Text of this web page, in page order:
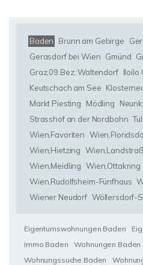
Baden Brunn am Gebirge
Gerasdorf bei Wien Gmünd
Graz,09.Bez.:Waltendorf Iloilo
Keutschach am See
Markt Piesting
Mödling
Strasshof an der Nordbahn
Wien,Favoriten
Wien,Hietzing
Wien,Meidling Wien,Ottakring
Wien,Rudolfsheim-Fünfhaus
Wiener Neudorf Wöllersdorf-
Eigentumswohnungen Baden
Immo Baden
Wohnungen Baden
Wohnungssuche Baden